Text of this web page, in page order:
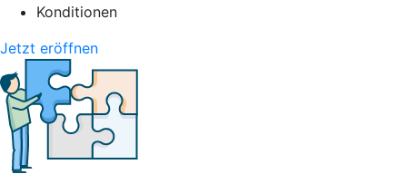
Konditionen
Jetzt eröffnen